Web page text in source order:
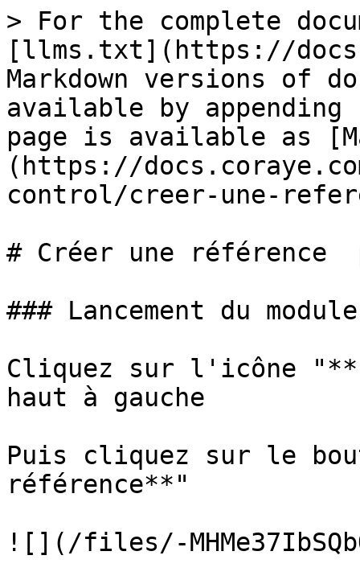
> For the complete
[llms.txt](https://
Markdown versions of
available by
page is available as
(https://
control/creer-une-
# Créer une référence
### Lancement du
Cliquez sur l'icône
haut à gauche
Puis cliquez sur le
référence**"
![](/files/-